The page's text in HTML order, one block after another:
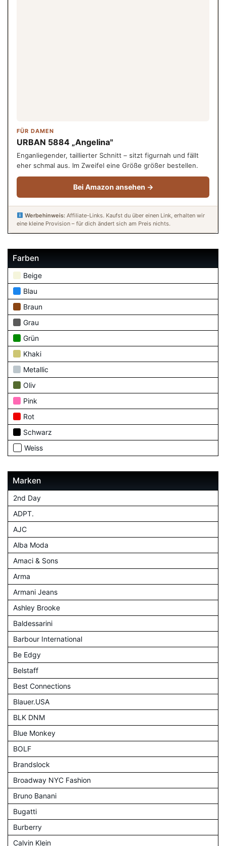
FÜR DAMEN
URBAN 5884 „Angelina"
Enganliegender, taillierter Schnitt – sitzt figurnah und fällt
eher schmal aus. Im Zweifel eine Größe größer bestellen.
Bei Amazon ansehen →
Werbehinweis:Affiliate-Links. Kaufst du über einen Link, erhalten wir
eine kleine Provision – für dich ändert sich am Preis nichts.
Farben
Beige
Blau
Braun
Grau
Grün
Khaki
Metallic
Oliv
Pink
Rot
Schwarz
Weiss
Marken
2nd Day
ADPT.
AJC
Alba Moda
Amaci & Sons
Arma
Armani Jeans
Ashley Brooke
Baldessarini
Barbour International
Be Edgy
Belstaff
Best Connections
Blauer.USA
BLK DNM
Blue Monkey
BOLF
Brandslock
Broadway NYC Fashion
Bruno Banani
Bugatti
Burberry
Calvin Klein